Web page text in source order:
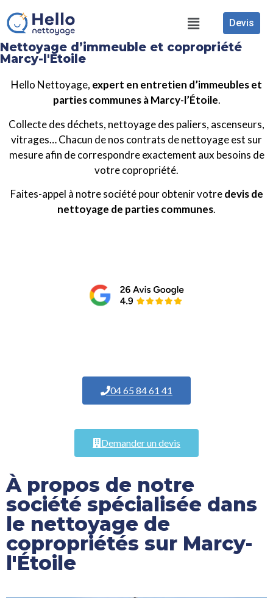
Devis
Nettoyage d’immeuble et copropriété
Marcy-l'Étoile
Hello Nettoyage, expert en entretien d’immeubles et
parties communes à Marcy-l’Étoile.
Collecte des déchets, nettoyage des paliers, ascenseurs,
vitrages… Chacun de nos contrats de nettoyage est sur
mesure afin de correspondre exactement aux besoins de
votre copropriété.
Faites-appel à notre société pour obtenir votredevis de
nettoyage de parties communes.
04 65 84 61 41
Demander un devis
À propos de notre
société spécialisée dans
le nettoyage de
copropriétés sur Marcy-
l'Étoile